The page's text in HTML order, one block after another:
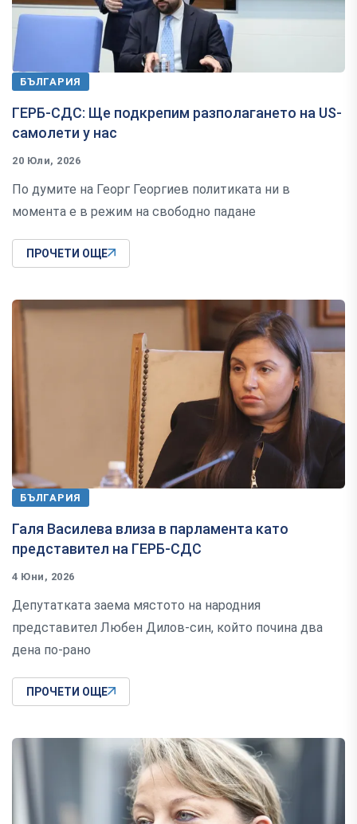
БЪЛГАРИЯ
ГЕРБ-СДС: Ще подкрепим разполагането на US-
самолети у нас
20 Юли, 2026
По думите на Георг Георгиев политиката ни в
момента е в режим на свободно падане
ПРОЧЕТИ ОЩЕ
БЪЛГАРИЯ
Галя Василева влиза в парламента като
представител на ГЕРБ-СДС
4 Юни, 2026
Депутатката заема мястото на народния
представител Любен Дилов-син, който почина два
дена по-рано
ПРОЧЕТИ ОЩЕ